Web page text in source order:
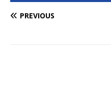
PREVIOUS